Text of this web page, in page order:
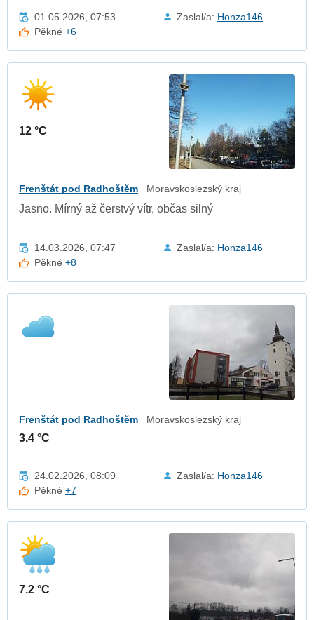
01.05.2026, 07:53 Zaslal/a: Honza146
Pěkné+6
12 °C
Frenštát pod Radhoštěm Moravskoslezský kraj
Jasno. Mírný až čerstvý vítr, občas silný
14.03.2026, 07:47 Zaslal/a: Honza146
Pěkné+8
Frenštát pod Radhoštěm Moravskoslezský kraj
3.4 °C
24.02.2026, 08:09 Zaslal/a: Honza146
Pěkné+7
7.2 °C